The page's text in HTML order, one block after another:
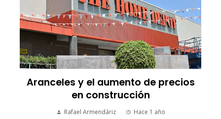
Aranceles y el aumento de precios
en construcción
Rafael Armendáriz Hace 1 año